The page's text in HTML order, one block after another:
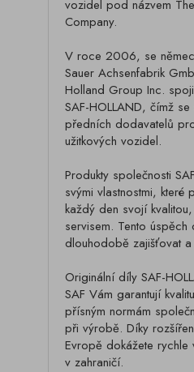
vozidel pod názvem
Company.
V roce 2006, se
Sauer Achsenfabrik
Holland Group Inc.
SAF-HOLLAND, čímž
předních dodavatelů
užitkových vozidel.
Produkty společnosti
svými vlastnostmi, které
každý den svojí
servisem. Tento
dlouhodobě zajišťovat a
Originální díly SAF-
SAF Vám garantují
přísným normám
při výrobě. Díky
Evropě dokážete
v zahraničí.